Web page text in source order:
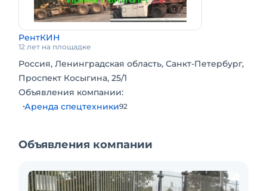
РентКИН
12 лет на площадке
Россия, Ленинградская область, Санкт-Петербург,
Проспект Косыгина, 25/1
Объявления компании:
Аренда спецтехники92
Объявления компании